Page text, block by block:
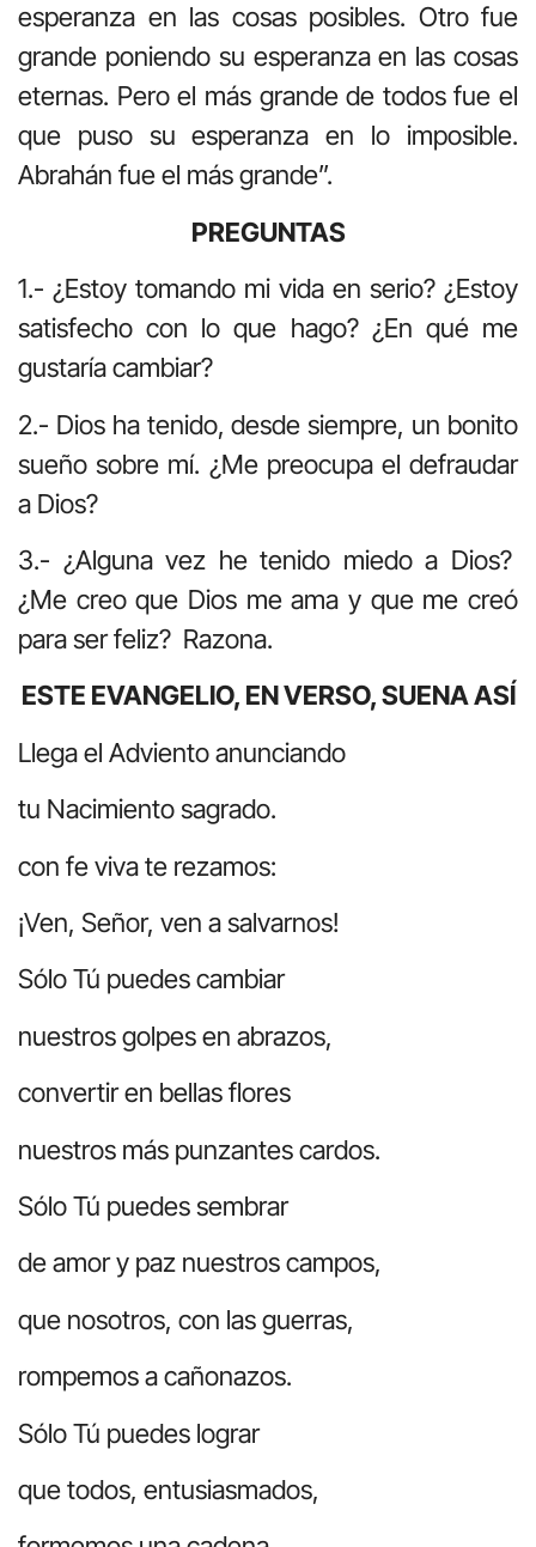
esperanza en las cosas posibles. Otro fue
grande poniendo su esperanza en las cosas
eternas. Pero el más grande de todos fue el
que puso su esperanza en lo imposible.
Abrahán fue el más grande”.
PREGUNTAS
1.- ¿Estoy tomando mi vida en serio? ¿Estoy
satisfecho con lo que hago? ¿En qué me
gustaría cambiar?
2.- Dios ha tenido, desde siempre, un bonito
sueño sobre mí. ¿Me preocupa el defraudar
a Dios?
3.- ¿Alguna vez he tenido miedo a Dios?
¿Me creo que Dios me ama y que me creó
para ser feliz? Razona.
ESTE EVANGELIO, EN VERSO, SUENA ASÍ
Llega el Adviento anunciando
tu Nacimiento sagrado.
con fe viva te rezamos:
¡Ven, Señor, ven a salvarnos!
Sólo Tú puedes cambiar
nuestros golpes en abrazos,
convertir en bellas flores
nuestros más punzantes cardos.
Sólo Tú puedes sembrar
de amor y paz nuestros campos,
que nosotros, con las guerras,
rompemos a cañonazos.
Sólo Tú puedes lograr
que todos, entusiasmados,